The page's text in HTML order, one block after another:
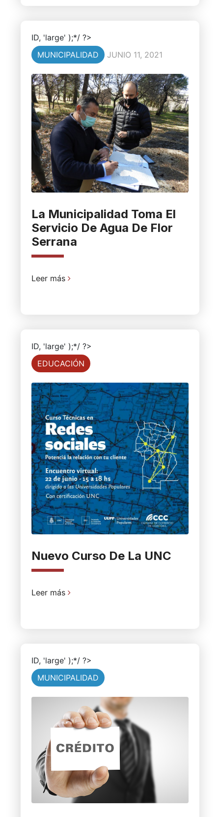
ID, 'large' );*/ ?>
MUNICIPALIDAD
JUNIO 11, 2021
La Municipalidad Toma El
Servicio De Agua De Flor
Serrana
Leer más
ID, 'large' );*/ ?>
EDUCACIÓN
Nuevo Curso De La UNC
Leer más
ID, 'large' );*/ ?>
MUNICIPALIDAD